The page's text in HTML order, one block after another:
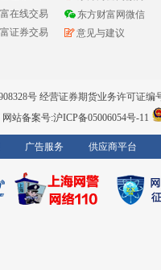
在线交易
证券交易
东方财富网微信
意见与建议
号 经营证券期货业务许可证编
网站备案号:沪ICP备05006054号-11
广告服务 供应商平台